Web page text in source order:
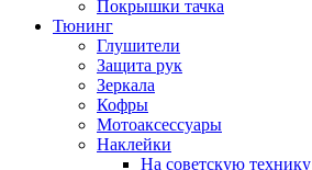
Покрышки тачка
Тюнинг
Глушители
Защита рук
Зеркала
Кофры
Мотоаксессуары
Наклейки
На советскую технику